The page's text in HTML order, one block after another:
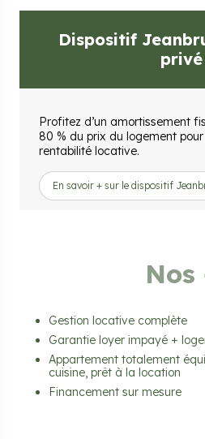
Dispositif
privé
Profitez d’un amortissement
80 % du prix du logement
rentabilité locative.
En savoir + sur le dispositif
Nos
Gestion locative complète
Garantie loyer impayé +
Appartement totalement
cuisine, prêt à la location
Financement sur mesure